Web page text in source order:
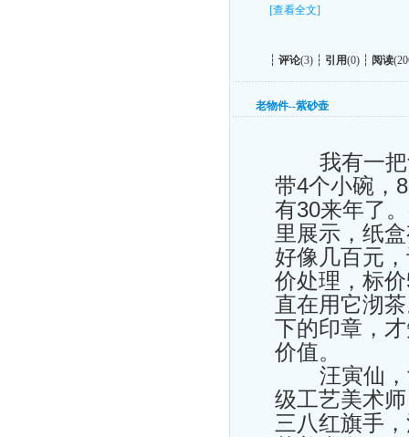
[查看全文]
┆ 评论(3) ┆ 引用(0) ┆ 阅读
老物件--紫砂壶
我有一把
带4个小碗，
有30来年了
里展示，纸
好像几百元
价处理，标
直在用它沏
下的印章，
价值。
汪寅仙，
级工艺美术
三八红旗手